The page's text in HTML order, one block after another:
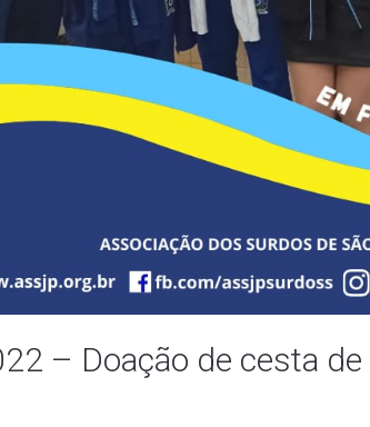
– Doação de cesta de